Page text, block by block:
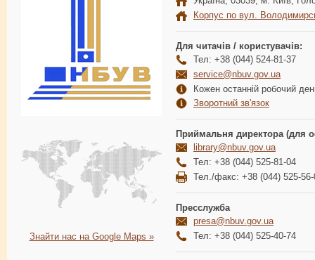
Знайти нас на Google Maps »
Корпус по вул.
Для читачів / користувачів:
Тел: +38 (044) 524-81-37
service@nbuv.gov.ua
Кожен останній робочий
Зворотний зв'язок
Приймальня директора (для
library@nbuv.gov.ua
Тел: +38 (044) 525-81-04
Тел./факс: +38 (044) 525-56-
Пресслужба
presa@nbuv.gov.ua
Тел: +38 (044) 525-40-74